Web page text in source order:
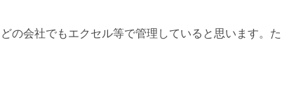
の会社でもエクセル等で管理していると思います。た